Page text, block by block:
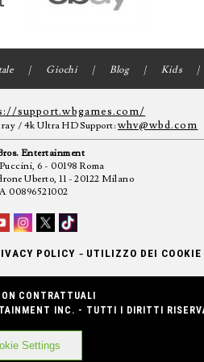
Giochi Blog Kids
support.wbgames.com/
/ 4k Ultra HD Support:whv@wbd.com
Entertainment
6 - 00198 Roma
Uberto, 11 - 20122 Milano
00896521002
POLICY - UTILIZZO DEI COOKIE
CONTRATTUALI
INC. - TUTTI I DIRITTI
Settings